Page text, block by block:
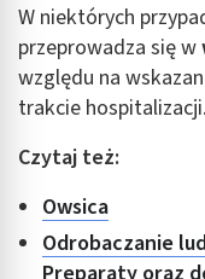
W niektórych
przeprowadza się w
względu na
trakcie hospitalizacji.
Czytaj też:
Owsica
Odrobaczanie